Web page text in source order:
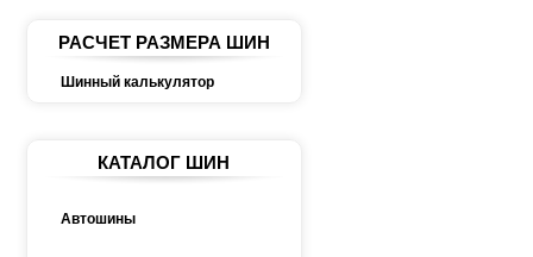
РАСЧЕТ РАЗМЕРА ШИН
Шинный калькулятор
КАТАЛОГ ШИН
Автошины